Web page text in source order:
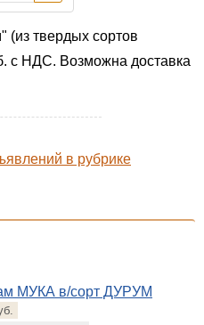
(из твердых сортов
с НДС. Возможна доставка
в рубрике
МУКА в/сорт ДУРУМ